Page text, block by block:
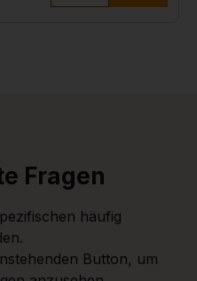
Fragen
häufig
Button, um